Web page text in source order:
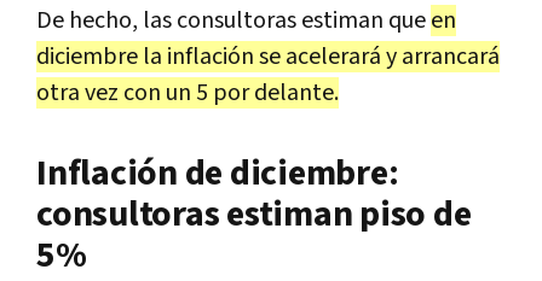
De hecho, las consultoras estiman queen
diciembre la inflación se acelerará y arrancará
otra vez con un 5 por delante.
Inflación de diciembre:
consultoras estiman piso de
5%